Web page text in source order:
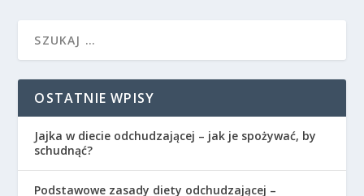
OSTATNIE WPISY
Jajka w diecie odchudzającej – jak je spożywać, by
schudnąć?
Podstawowe zasady diety odchudzającej –